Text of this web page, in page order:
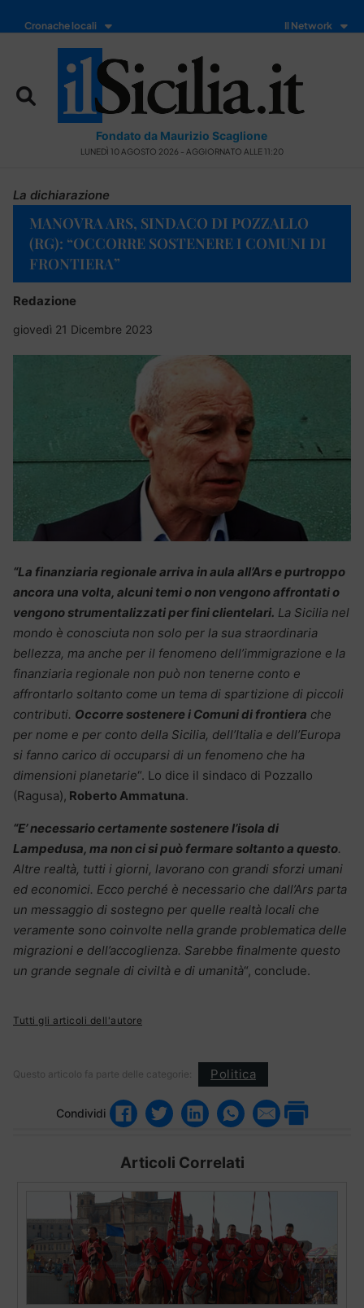
Cronache locali Il Network
Fondato da Maurizio Scaglione
LUNEDÌ 10 AGOSTO 2026 - AGGIORNATO ALLE 11:20
La dichiarazione
MANOVRA ARS, SINDACO DI POZZALLO
(RG): “OCCORRE SOSTENERE I COMUNI DI
FRONTIERA”
Redazione
giovedì 21 Dicembre 2023
“La finanziaria regionale arriva in aula all’Ars e purtroppo
ancora una volta, alcuni temi o non vengono affrontati o
vengono strumentalizzati per fini clientelari. La Sicilia nel
mondo è conosciuta non solo per la sua straordinaria
bellezza, ma anche per il fenomeno dell’immigrazione e la
finanziaria regionale non può non tenerne conto e
affrontarlo soltanto come un tema di spartizione di piccoli
contributi. Occorre sostenere i Comuni di frontiera che
per nome e per conto della Sicilia, dell’Italia e dell’Europa
si fanno carico di occuparsi di un fenomeno che ha
dimensioni planetarie“. Lo dice il sindaco di Pozzallo
(Ragusa), Roberto Ammatuna.
“E’ necessario certamente sostenere l’isola di
Lampedusa, ma non ci si può fermare soltanto a questo.
Altre realtà, tutti i giorni, lavorano con grandi sforzi umani
ed economici. Ecco perché è necessario che dall’Ars parta
un messaggio di sostegno per quelle realtà locali che
veramente sono coinvolte nella grande problematica delle
migrazioni e dell’accoglienza. Sarebbe finalmente questo
un grande segnale di civiltà e di umanità“, conclude.
Tutti gli articoli dell'autore
Questo articolo fa parte delle categorie: Politica
Condividi
Articoli Correlati